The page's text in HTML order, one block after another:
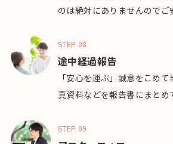
のは絶対にありませんのでご
STEP 08
途中経過報告
「安心を運ぶ」誠意をこめ
真資料などを報告書にまとめ
STEP 09